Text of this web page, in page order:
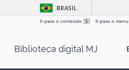
BRASIL
Ir para o conteúdo 1 Ir para o menu
Biblioteca digital MJ